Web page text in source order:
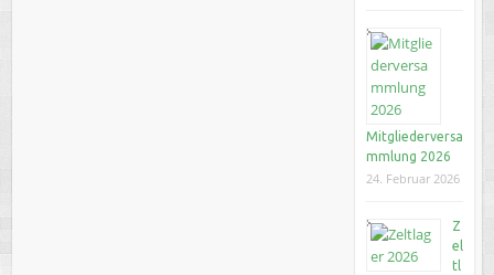
Mitgliederversa
mmlung 2026
24. Februar 2026
Z
el
tl